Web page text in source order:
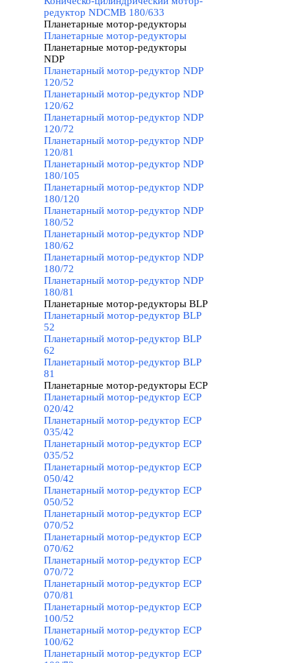
редуктор NDCMB 180/633
Планетарные мотор-редукторы
Планетарные мотор-редукторы
Планетарные мотор-редукторы
NDP
Планетарный мотор-редуктор NDP
120/52
Планетарный мотор-редуктор NDP
120/62
Планетарный мотор-редуктор NDP
120/72
Планетарный мотор-редуктор NDP
120/81
Планетарный мотор-редуктор NDP
180/105
Планетарный мотор-редуктор NDP
180/120
Планетарный мотор-редуктор NDP
180/52
Планетарный мотор-редуктор NDP
180/62
Планетарный мотор-редуктор NDP
180/72
Планетарный мотор-редуктор NDP
180/81
Планетарные мотор-редукторы BLP
Планетарный мотор-редуктор BLP
52
Планетарный мотор-редуктор BLP
62
Планетарный мотор-редуктор BLP
81
Планетарные мотор-редукторы ECP
Планетарный мотор-редуктор ECP
020/42
Планетарный мотор-редуктор ECP
035/42
Планетарный мотор-редуктор ECP
035/52
Планетарный мотор-редуктор ECP
050/42
Планетарный мотор-редуктор ECP
050/52
Планетарный мотор-редуктор ECP
070/52
Планетарный мотор-редуктор ECP
070/62
Планетарный мотор-редуктор ECP
070/72
Планетарный мотор-редуктор ECP
070/81
Планетарный мотор-редуктор ECP
100/52
Планетарный мотор-редуктор ECP
100/62
Планетарный мотор-редуктор ECP